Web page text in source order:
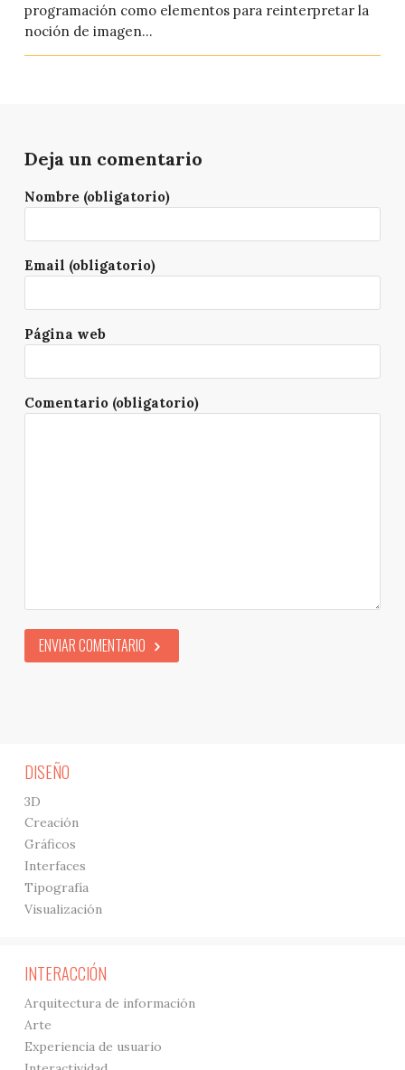
programación como elementos para reinterpretar la
noción de imagen...
Deja un comentario
Nombre (obligatorio)
Email (obligatorio)
Página web
Comentario (obligatorio)
ENVIAR COMENTARIO
DISEÑO
3D
Creación
Gráficos
Interfaces
Tipografía
Visualización
INTERACCIÓN
Arquitectura de información
Arte
Experiencia de usuario